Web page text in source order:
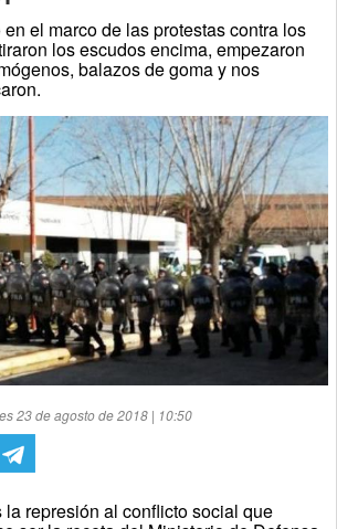
el marco de las protestas contra los
los escudos encima, empezaron
balazos de goma y nos
23 de agosto de 2018 | 10:50
represión al conflicto social que